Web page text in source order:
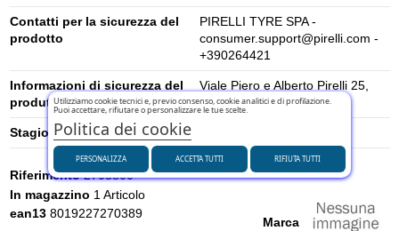
Contatti per la sicurezza del
prodotto
PIRELLI TYRE SPA -
consumer.support@pirelli.com -
+390264421
Informazioni di sicurezza del
produttore
Viale Piero e Alberto Pirelli 25,
20126 Milano, Italia
Stagione
Marca
Riferimento 2703800
In magazzino 1 Articolo
ean13 8019227270389
Utilizziamo cookie tecnici e, previo consenso, cookie analitici e di profilazione.
Puoi accettare, rifiutare o personalizzare le tue scelte.
Politica dei cookie
PERSONALIZZA RIFIUTA TUTTI
ACCETTA TUTTI